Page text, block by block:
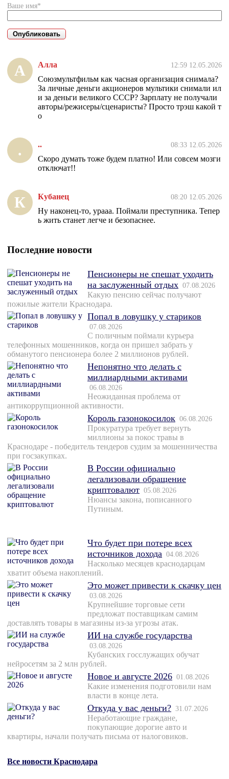
Ваше имя*
А Алла 12:59 12.05.2026
Союзмультфильм как часная организация снимала?
За личные деньги акционеров мультики снимали ил
и за деньги великого СССР? Зарплату не получали
авторы/режисеры/сценаристы? Просто трэш какой т
о
. .. 08:33 12.05.2026
Скоро думать тоже будем платно! Или совсем мозги
отключат!!
К Кубанец 08:20 12.05.2026
Ну наконец-то, урааа. Поймали преступника. Тепер
ь жить станет легче и безопаснее.
Последние новости
Пенсионеры не спешат уходить
на заслуженный отдых 07.08.2026
Какую пенсию сейчас получают
пожилые жители Краснодара.
Попал в ловушку у стариков
07.08.2026
С поличным поймали курьера
телефонных мошенников, когда он пришел забрать у
обманутого пенсионера более 2 миллионов рублей.
Непонятно что делать с
миллиардными активами
06.08.2026
Неожиданная проблема от
антикоррупционной активности.
Король газонокосилок 06.08.2026
Прокуратура требует вернуть
миллионы за покос травы в
Краснодаре - победитель тендеров судим за мошенничества
при госзакупках.
В России официально
легализовали обращение
криптовалют 05.08.2026
Нюансы закона, пописанного
Путиным.
Что будет при потере всех
источников дохода 04.08.2026
Насколько месяцев краснодарцам
хватит объема накоплений.
Это может привести к скачку цен
03.08.2026
Крупнейшие торговые сети
предложат поставщикам самим
доставлять товары в магазины из-за угрозы атак.
ИИ на службе государства
03.08.2026
Кубанских госслужащих обучат
нейросетям за 2 млн рублей.
Новое и августе 2026 01.08.2026
Какие изменения подготовили нам
власти в конце лета.
Откуда у вас деньги? 31.07.2026
Неработающие граждане,
покупающие дорогие авто и
квартиры, начали получать письма от налоговиков.
Все новости Краснодара